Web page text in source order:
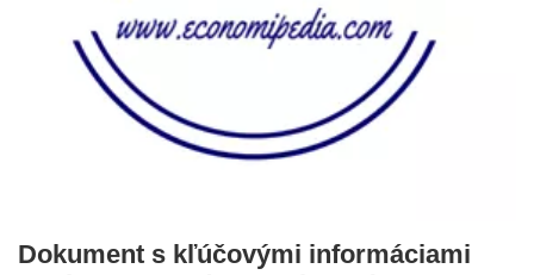
Dokument s kľúčovými informáciami